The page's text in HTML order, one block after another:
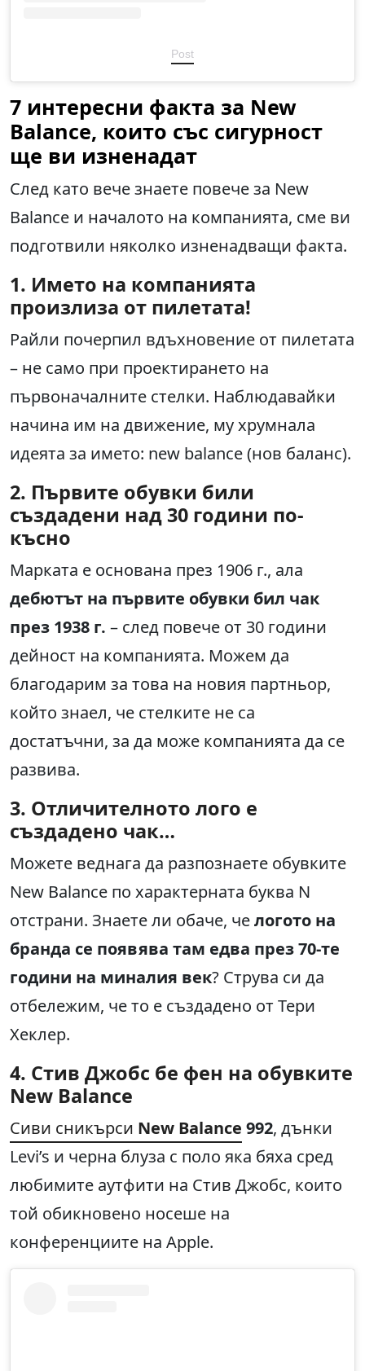
Post
7 интересни факта за New
Balance, които със сигурност
ще ви изненадат
След като вече знаете повече за New
Balance и началото на компанията, сме ви
подготвили няколко изненадващи факта.
1. Името на компанията
произлиза от пилетата!
Райли почерпил вдъхновение от пилетата
– не само при проектирането на
първоначалните стелки. Наблюдавайки
начина им на движение, му хрумнала
идеята за името: new balance (нов баланс).
2. Първите обувки били
създадени над 30 години по-
късно
Марката е основана през 1906 г., ала
дебютът на първите обувки бил чак
през 1938 г. – след повече от 30 години
дейност на компанията. Можем да
благодарим за това на новия партньор,
който знаел, че стелките не са
достатъчни, за да може компанията да се
развива.
3. Отличителното лого е
създадено чак…
Можете веднага да разпознаете обувките
New Balance по характерната буква N
отстрани. Знаете ли обаче, челогото на
бранда се появява там едва през 70-те
години на миналия век? Струва си да
отбележим, че то е създадено от Тери
Хеклер.
4. Стив Джобс бе фен на обувките
New Balance
Сиви сникърси New Balance 992, дънки
Levi’s и черна блуза с поло яка бяха сред
любимите аутфити на Стив Джобс, които
той обикновено носеше на
конференциите на Apple.